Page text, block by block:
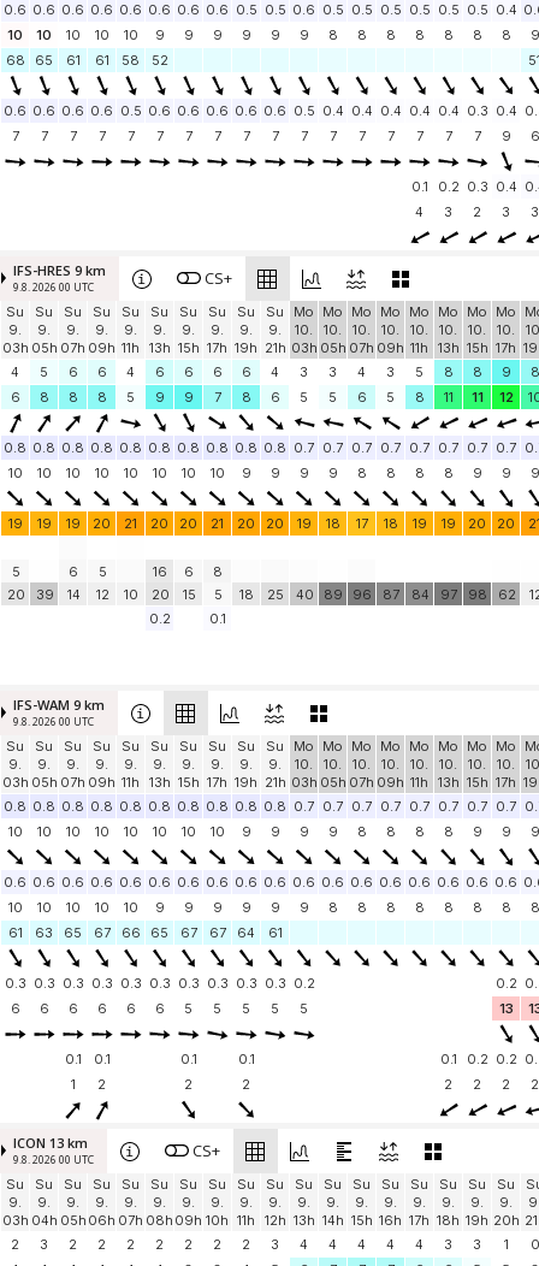
0.6 0.6 0.6 0.6 0.6 0.6 0.6 0.6 0.5 0.5 0.6 0.5 0.5 0.5 0.5 0.5 0.5 0.4
10
10 10 10 10 9 9 9 9 9 9 8 8 8 8 8 8 8
9
68
65 61 61 58 52
0.6 0.6 0.6 0.6 0.5 0.6 0.6 0.6 0.6 0.6 0.5 0.4 0.4 0.4 0.4 0.4 0.3 0.4
7
7 7 7 7 7 7 7 7 7 7 7 7 7 7 7 7 9 6
0.1 0.2 0.3 0.4
4
3 2 3 3
IFS-HRES 9 km
9.8. 2026 00 UTC CS+
Su
9.
03h
Su
9.
05h
Su
9.
07h
Su
9.
09h
Su
9.
11h
Su
9.
13h
Su
9.
15h
Su
9.
17h
Su
9.
19h
Su
9.
21h
Mo
10.
03h
Mo
10.
05h
Mo
10.
07h
Mo
10.
09h
Mo
10.
11h
Mo
10.
13h
Mo
10.
15h
Mo
10.
17h
4
5 6 6 4 6 6 6 6 4 3 3 4 3 5 8 8 9
8
6
8 8 8 5 9 9 7 8 6 5 5 6 5 8 11 11 12
0.8 0.8 0.8 0.8 0.8 0.8 0.8 0.8 0.8 0.8 0.7 0.7 0.7 0.7 0.7 0.7 0.7 0.7
10
10 10 10 10 10 10 10 9 9 9 9 8 8 8 8 9 9 9
19 19 19 20 21 20 20 21 20 20 19 18 17 18 19 19 20 20
5
20
39
6
14
5
12
10
16
20
6
15
8
5
18 25 40 89 96 87 84 97 98 62
0.2
0.1
IFS-WAM 9 km
9.8. 2026 00 UTC
Su
9.
03h
Su
9.
05h
Su
9.
07h
Su
9.
09h
Su
9.
11h
Su
9.
13h
Su
9.
15h
Su
9.
17h
Su
9.
19h
Su
9.
21h
Mo
10.
03h
Mo
10.
05h
Mo
10.
07h
Mo
10.
09h
Mo
10.
11h
Mo
10.
13h
Mo
10.
15h
Mo
10.
17h
0.8 0.8 0.8 0.8 0.8 0.8 0.8 0.8 0.8 0.8 0.7 0.7 0.7 0.7 0.7 0.7 0.7 0.7
10
10 10 10 10 10 10 10 9 9 9 9 8 8 8 8 9 9 9
0.6 0.6 0.6 0.6 0.6 0.6 0.6 0.6 0.6 0.6 0.6 0.6 0.6 0.6 0.6 0.6 0.6 0.6
10
10 10 10 10 9 9 9 9 9 9 8 8 8 8 8 8 8
8
61
63 65 67 66 65 67 67 64 61
0.3 0.3 0.3 0.3 0.3 0.3 0.3 0.3 0.3 0.3 0.2 0.2
6
6 6 6 6 6 5 5 5 5 5 13
0.1 0.1 0.1 0.1 0.1 0.2 0.2
1
2 2 2 2 2 2 2
ICON 13 km
9.8. 2026 00 UTC CS+
Su
9.
03h
Su
9.
04h
Su
9.
05h
Su
9.
06h
Su
9.
07h
Su
9.
08h
Su
9.
09h
Su
9.
10h
Su
9.
11h
Su
9.
12h
Su
9.
13h
Su
9.
14h
Su
9.
15h
Su
9.
16h
Su
9.
17h
Su
9.
18h
Su
9.
19h
Su
9.
20h
2
3 2 2 2 2 2 2 2 3 4 4 4 4 4 3 3 1
0